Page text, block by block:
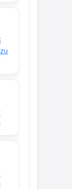
wurde
3€